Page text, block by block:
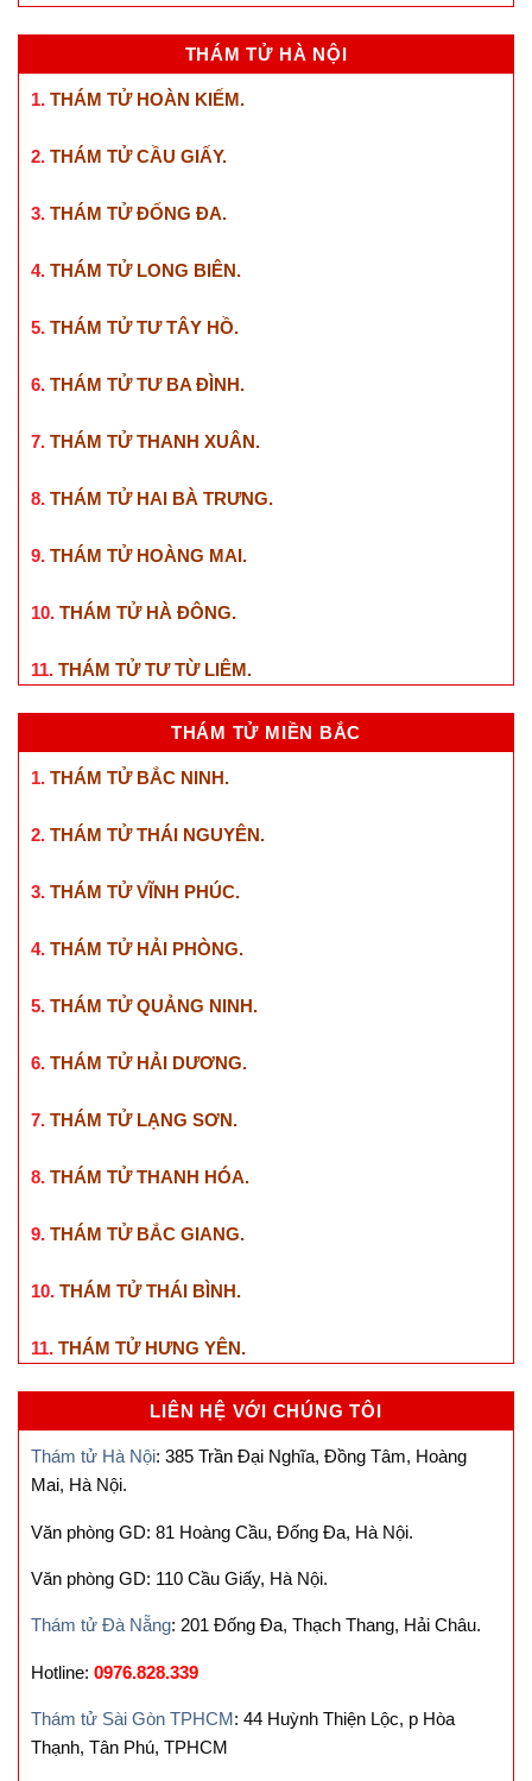
THÁM TỬ HÀ NỘI
1. THÁM TỬ HOÀN KIẾM.
2. THÁM TỬ CẦU GIẤY.
3. THÁM TỬ ĐỐNG ĐA.
4. THÁM TỬ LONG BIÊN.
5. THÁM TỬ TƯ TÂY HỒ.
6. THÁM TỬ TƯ BA ĐÌNH.
7. THÁM TỬ THANH XUÂN.
8. THÁM TỬ HAI BÀ TRƯNG.
9. THÁM TỬ HOÀNG MAI.
10. THÁM TỬ HÀ ĐÔNG.
11. THÁM TỬ TƯ TỪ LIÊM.
THÁM TỬ MIỀN BẮC
1. THÁM TỬ BẮC NINH.
2. THÁM TỬ THÁI NGUYÊN.
3. THÁM TỬ VĨNH PHÚC.
4. THÁM TỬ HẢI PHÒNG.
5. THÁM TỬ QUẢNG NINH.
6. THÁM TỬ HẢI DƯƠNG.
7. THÁM TỬ LẠNG SƠN.
8. THÁM TỬ THANH HÓA.
9. THÁM TỬ BẮC GIANG.
10. THÁM TỬ THÁI BÌNH.
11. THÁM TỬ HƯNG YÊN.
LIÊN HỆ VỚI CHÚNG TÔI
Thám tử Hà Nội: 385 Trần Đại Nghĩa, Đồng Tâm, Hoàng
Mai, Hà Nội.
Văn phòng GD: 81 Hoàng Cầu, Đống Đa, Hà Nội.
Văn phòng GD: 110 Cầu Giấy, Hà Nội.
Thám tử Đà Nẵng: 201 Đống Đa, Thạch Thang, Hải Châu.
Hotline: 0976.828.339
Thám tử Sài Gòn TPHCM: 44 Huỳnh Thiện Lộc, p Hòa
Thạnh, Tân Phú, TPHCM